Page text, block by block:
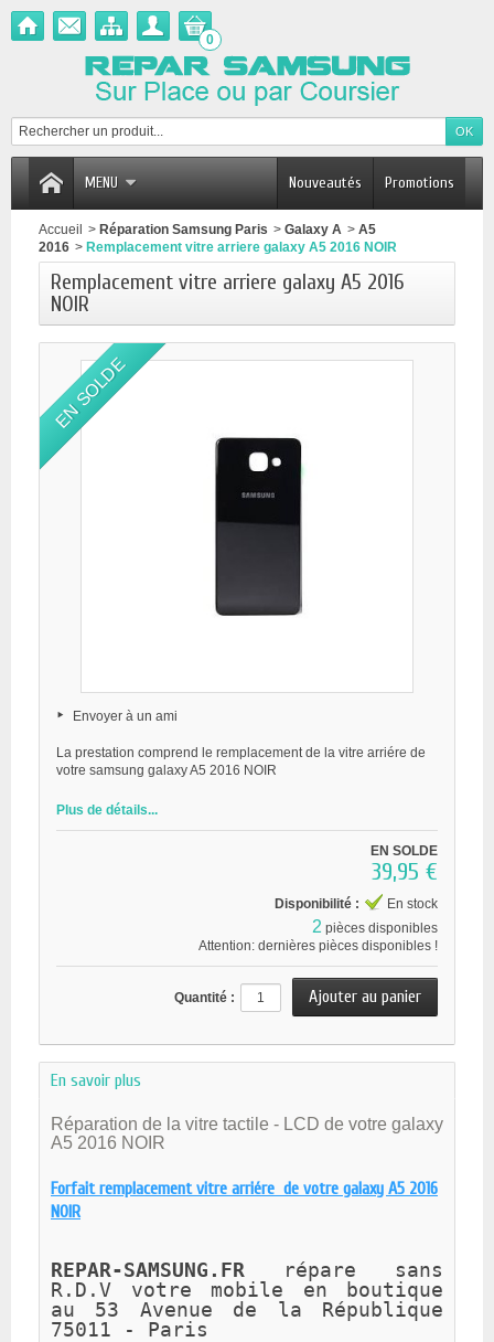
0
MENU Promotions
Nouveautés
Accueil > Réparation Samsung Paris > Galaxy A > A5
2016 > Remplacement vitre arriere galaxy A5 2016 NOIR
Remplacement vitre arriere galaxy A5 2016
NOIR
EN SOLDE
Envoyer à un ami
La prestation comprend le remplacement de la vitre arriére de
votre samsung galaxy A5 2016 NOIR
Plus de détails...
EN SOLDE
39,95 €
Disponibilité : En stock
2 pièces disponibles
Attention: dernières pièces disponibles !
Quantité :
En savoir plus
Réparation de la vitre tactile - LCD de votre galaxy
A5 2016 NOIR
Forfait remplacement vitre arriére de votre galaxy A5 2016
NOIR
REPAR-SAMSUNG.FR
répare sans
R.D.V votre mobile en boutique
au 53 Avenue de la République
75011 - Paris